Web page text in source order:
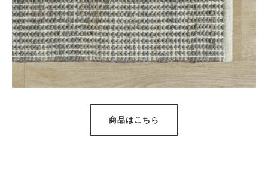
商品はこちら